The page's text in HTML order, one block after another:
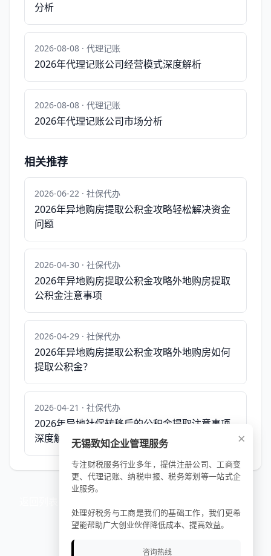
分析
2026-08-08 · 代理记账
2026年代理记账公司经营模式深度解析
2026-08-08 · 代理记账
2026年代理记账公司市场分析
相关推荐
2026-06-22 · 社保代办
2026年异地购房提取公积金攻略轻松解决资金
问题
2026-04-30 · 社保代办
2026年异地购房提取公积金攻略外地购房提取
公积金注意事项
2026-04-29 · 社保代办
2026年异地购房提取公积金攻略外地购房如何
提取公积金？
2026-04-21 · 社保代办
2026年异地社保转移后的公积金提取注意事项
深度解析
×
无锡致知企业管理服务
专注财税服务行业多年，提供注册公司、工商变
更、代理记账、纳税申报、税务筹划等一站式企
业服务。
处理好税务与工商是我们的基础工作，我们更希
望能帮助广大创业伙伴降低成本、提高效益。
咨询热线